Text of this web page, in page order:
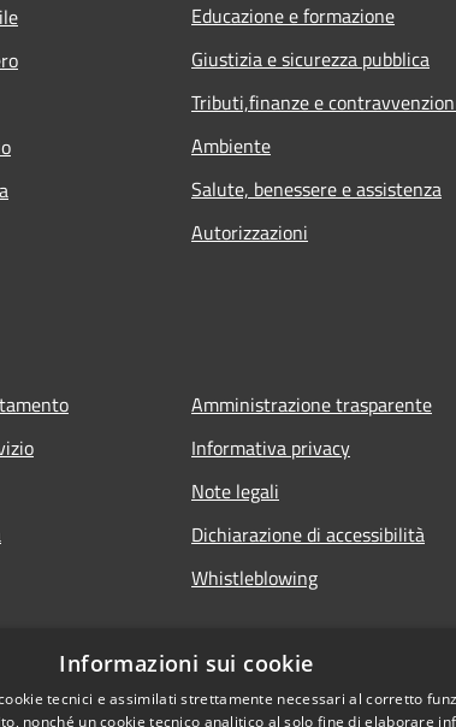
Educazione e formazione
Giustizia e sicurezza pubblica
Tributi,finanze e
Ambiente
Salute, benessere e assistenza
Autorizzazioni
Amministrazione trasparente
Informativa privacy
Note legali
Dichiarazione di accessibilità
Whistleblowing
Informazioni sui cookie
tecnici e assimilati strettamente necessari al corretto
nonché un cookie tecnico analitico al solo fine di elaborare